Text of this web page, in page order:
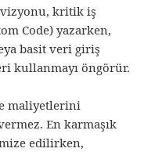
vizyonu, kritik iş
Code) yazarken,
basit veri giriş
kullanmayı öngörür.
maliyetlerini
En karmaşık
edilirken,